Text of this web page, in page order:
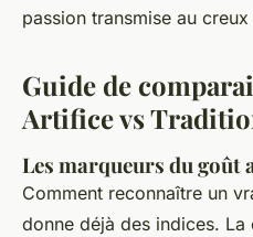
passion transmise au
Guide de
Artifice vs
Les marqueurs du goût
Comment reconnaître un
donne déjà des indices. La